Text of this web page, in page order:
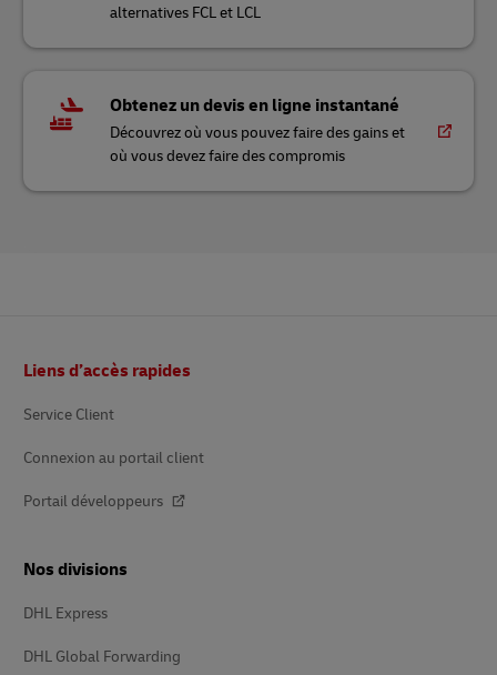
alternatives FCL et LCL
Obtenez un devis en ligne instantané
Découvrez où vous pouvez faire des gains et
où vous devez faire des compromis
de
Liens d’accès rapides
Service Client
Connexion au portail client
Portail développeurs
Nos divisions
DHL Express
DHL Global Forwarding